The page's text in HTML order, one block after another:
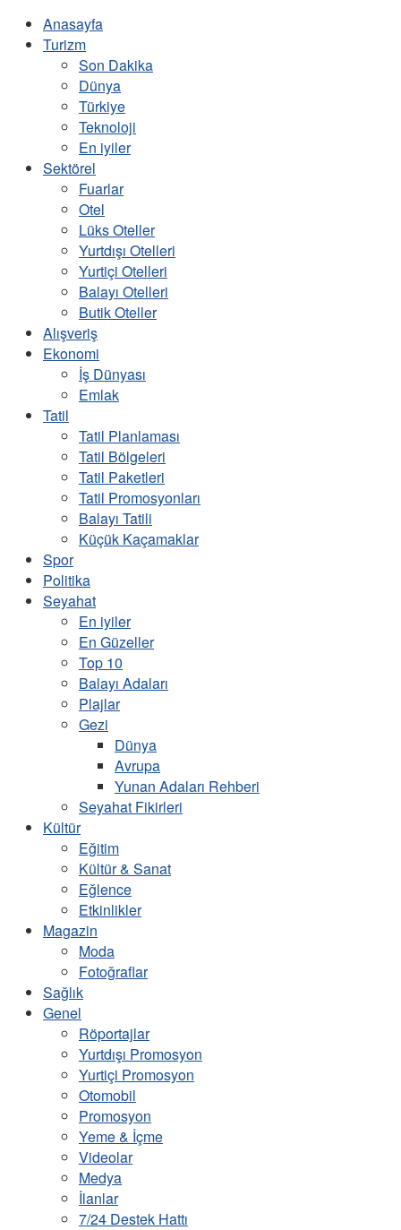
Anasayfa
Turizm
Son Dakika
Dünya
Türkiye
Teknoloji
En iyiler
Sektörel
Fuarlar
Otel
Lüks Oteller
Yurtdışı Otelleri
Yurtiçi Otelleri
Balayı Otelleri
Butik Oteller
Alışveriş
Ekonomi
İş Dünyası
Emlak
Tatil
Tatil Planlaması
Tatil Bölgeleri
Tatil Paketleri
Tatil Promosyonları
Balayı Tatili
Küçük Kaçamaklar
Spor
Politika
Seyahat
En iyiler
En Güzeller
Top 10
Balayı Adaları
Plajlar
Gezi
Dünya
Avrupa
Yunan Adaları Rehberi
Seyahat Fikirleri
Kültür
Eğitim
Kültür & Sanat
Eğlence
Etkinlikler
Magazin
Moda
Fotoğraflar
Sağlık
Genel
Röportajlar
Yurtdışı Promosyon
Yurtiçi Promosyon
Otomobil
Promosyon
Yeme & İçme
Videolar
Medya
İlanlar
7/24 Destek Hattı